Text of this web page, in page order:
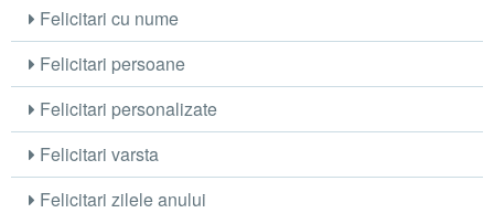
Felicitari cu nume
Felicitari persoane
Felicitari personalizate
Felicitari varsta
Felicitari zilele anului